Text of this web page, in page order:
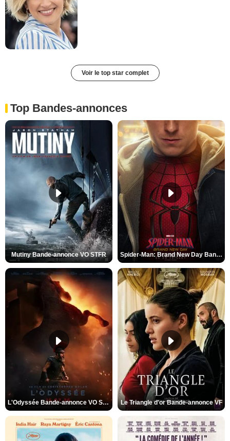
Voir le top star complet
Top Bandes-annonces
Mutiny Bande-annonce VO STFR Spider-Man: Brand New Day Bande-annonce VO STFR
L'Odyssée Bande-annonce VO STFR Le Triangle d'or Bande-annonce VF